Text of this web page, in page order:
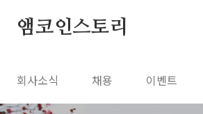
앰코인스토리
회사소식 채용 이벤트